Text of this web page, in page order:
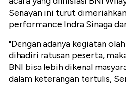
Senayan ini turut
performance Indra Sinaga
"Dengan adanya kegiatan
dihadiri ratusan peserta,
BNI bisa lebih dikenal
dalam keterangan tertulis,